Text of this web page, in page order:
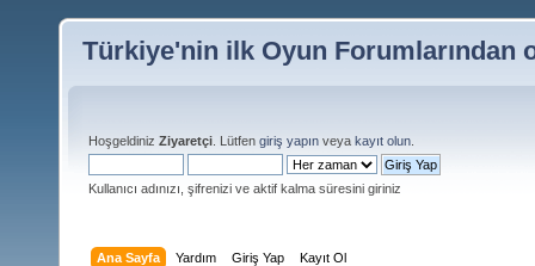
Türkiye'nin ilk Oyun Forumlarından
Hoşgeldiniz Ziyaretçi . Lütfen giriş yapın veya kayıt olun
Kullanıcı adınızı, şifrenizi ve aktif kalma süresini giriniz
Ana Sayfa Yardım Giriş Yap Kayıt Ol